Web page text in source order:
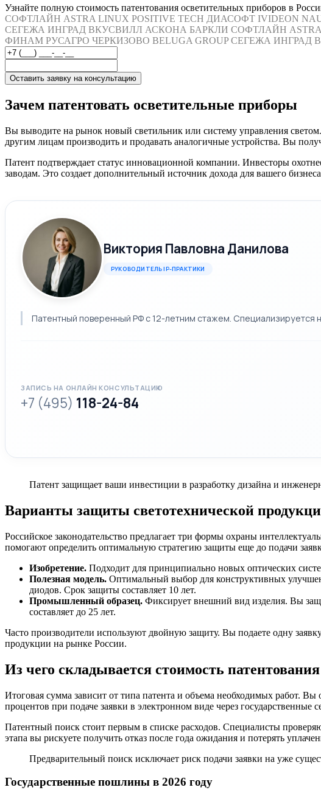
Узнайте полную стоимость патентования осветительных приборов в
СОФТЛАЙН ASTRA LINUX POSITIVE TECH ДИАСОФТ IVIDEON
СЕГЕЖА ИНГРАД ВКУСВИЛЛ АСКОНА БАРКЛИ СОФТЛАЙН
ФИНАМ РУСАГРО ЧЕРКИЗОВО BELUGA GROUP СЕГЕЖА ИНГРАД
Оставить заявку на консультацию
Зачем патентовать осветительные приборы
Вы выводите на рынок новый светильник или систему управления
другим лицам производить и продавать аналогичные устройства. Вы
Патент подтверждает статус инновационной компании. Инвесторы
заводам. Это создает дополнительный источник дохода для вашего
Виктория Павловна Данилова
РУКОВОДИТЕЛЬ IP-ПРАКТИКИ
Патентный поверенный РФ с 12-летним стажем. Специализируется
ЗАПИСЬ НА ОНЛАЙН КОНСУЛЬТАЦИЮ
+7 (495) 118-24-84
Патент защищает ваши инвестиции в разработку дизайна и
Варианты защиты светотехнической
Российское законодательство предлагает три формы охраны
помогают определить оптимальную стратегию защиты еще до подачи
Изобретение. Подходит для принципиально новых оптических
Полезная модель. Оптимальный выбор для конструктивных
диодов. Срок защиты составляет 10 лет.
Промышленный образец. Фиксирует внешний вид изделия. Вы
составляет до 25 лет.
Часто производители используют двойную защиту. Вы подаете одну
продукции на рынке России.
Из чего складывается стоимость патентования
Итоговая сумма зависит от типа патента и объема необходимых работ. Вы
процентов при подаче заявки в электронном виде через государственные
Патентный поиск стоит первым в списке расходов. Специалисты
этапа вы рискуете получить отказ после года ожидания и потерять
Предварительный поиск исключает риск подачи заявки на уже
Государственные пошлины в 2026 году